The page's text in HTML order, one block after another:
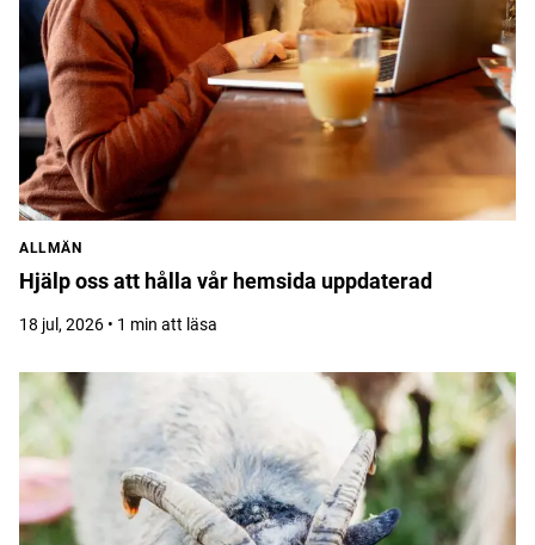
ALLMÄN
Hjälp oss att hålla vår hemsida uppdaterad
18 jul, 2026 • 1 min att läsa